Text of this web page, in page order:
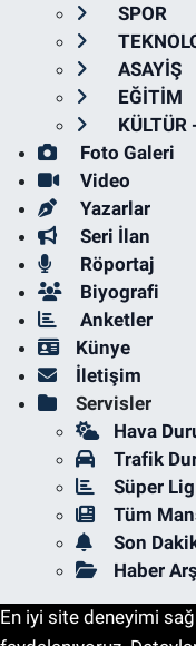
SPOR
ASAYİŞ
EĞİTİM
KÜLTÜR
Foto Galeri
Video
Yazarlar
Seri İlan
Röportaj
Biyografi
Anketler
Künye
İletişim
Servisler
Hava
Trafik
Süper
Tüm
Son
Haber
En iyi site deneyimi